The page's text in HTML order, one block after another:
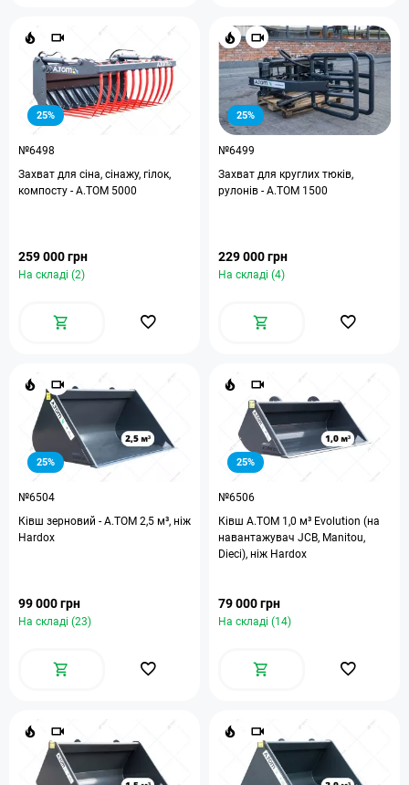
25%
№6498
Захват для сіна, сінажу, гілок,
компосту - A.TOM 5000
259 000 грн
На складі (2)
25%
№6499
Захват для круглих тюків,
рулонів - А.ТОМ 1500
229 000 грн
На складі (4)
25%
№6504
Ківш зерновий - A.TOM 2,5 м³, ніж
Hardox
99 000 грн
На складі (23)
25%
№6506
Ківш A.TOM 1,0 м³ Evolution (на
навантажувач JCB, Manitou,
Dieci), ніж Hardox
79 000 грн
На складі (14)